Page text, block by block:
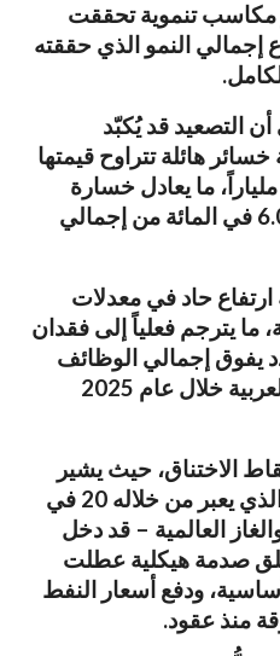
مكاسب تنموية تحققت
إجمالي النمو الذي حققته
التصعيد قد يُكبّد
هائلة تتراوح قيمتها
بين 120 مليار دولار و194 ملياراً، ما يعادل خسارة
بنسبة 3.7 في المائة إلى 6.0 في المائة من إجمالي
ارتفاع حاد في معدلات
نقاط مئوية، ما يترجم فعلياً إلى فقدان
يفوق إجمالي الوظائف
التي استحدثتها المنطقة العربية خلال عام 2025
الاختناق، حيث يشير
التقرير إلى أن المضيق – الذي يعبر من خلاله 20 في
العالمية – قد دخل
صدمة هيكلية عطلت
ودفع أسعار النفط
منذ عقود.